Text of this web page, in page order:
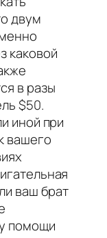
двум
каковой
в разы
$50.
иной при
вашего
ваш брат
помощи